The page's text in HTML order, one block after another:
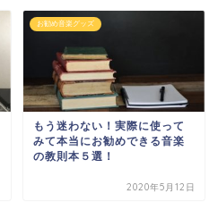
お勧め音楽グッズ
もう迷わない！実際に使って
みて本当にお勧めできる音楽
の教則本５選！
2020年5月12日